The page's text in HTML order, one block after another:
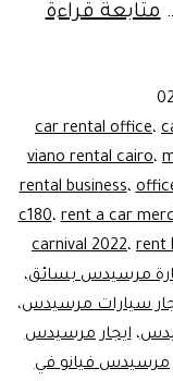
متابعة قراءة
cairocar rental office،
viano rental cairo،
rental business،
c180،rent a car
carnival 2022، rent
مرسيدس بسائق،
سيارات مرسيدس،
،ايجار مرسيدس
مرسيدس فيانو في